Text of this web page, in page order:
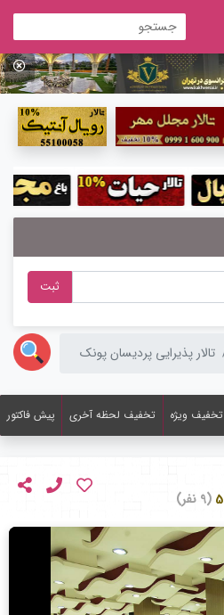
ثبت
تالار پذیرایی پردیسان پونک
تخفیف ویژه تخفیف لحظه آخری پیش فاکتور
(9 نفر)